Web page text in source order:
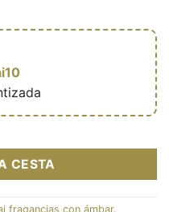
French Avenue cantidad
CESTA
fragancias con ámbar,